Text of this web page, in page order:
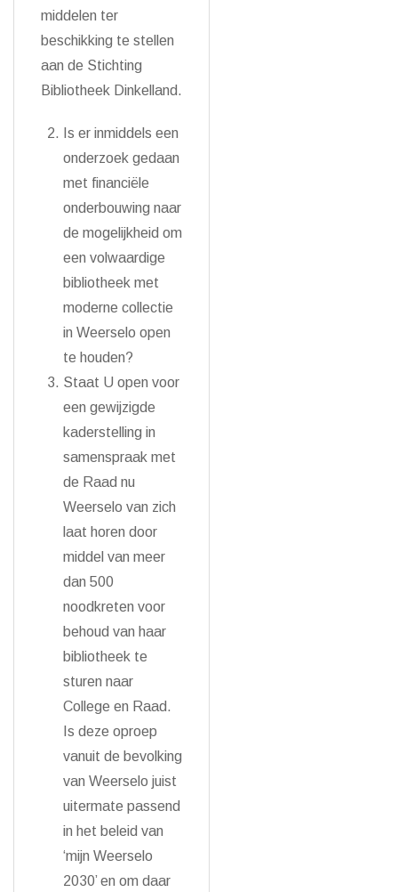
middelen ter
beschikking te stellen
aan de Stichting
Bibliotheek Dinkelland.
Is er inmiddels een
onderzoek gedaan
met financiële
onderbouwing naar
de mogelijkheid om
een volwaardige
bibliotheek met
moderne collectie
in Weerselo open
te houden?
Staat U open voor
een gewijzigde
kaderstelling in
samenspraak met
de Raad nu
Weerselo van zich
laat horen door
middel van meer
dan 500
noodkreten voor
behoud van haar
bibliotheek te
sturen naar
College en Raad.
Is deze oproep
vanuit de bevolking
van Weerselo juist
uitermate passend
in het beleid van
‘mijn Weerselo
2030’ en om daar